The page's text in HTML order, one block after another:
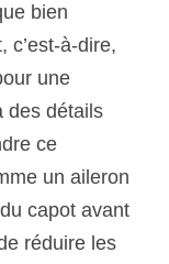
bien
c’est-à-dire,
une
des détails
ce
un aileron
capot avant
réduire les